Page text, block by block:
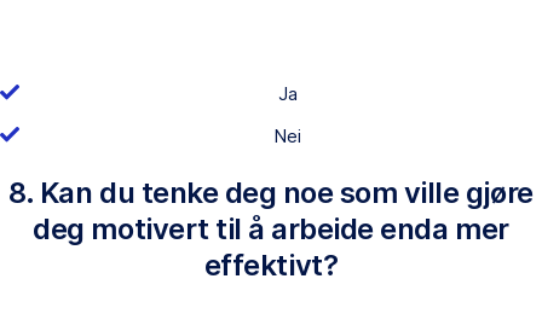
Ja
Nei
8. Kan du tenke deg noe som ville gjøre
deg motivert til å arbeide enda mer
effektivt?